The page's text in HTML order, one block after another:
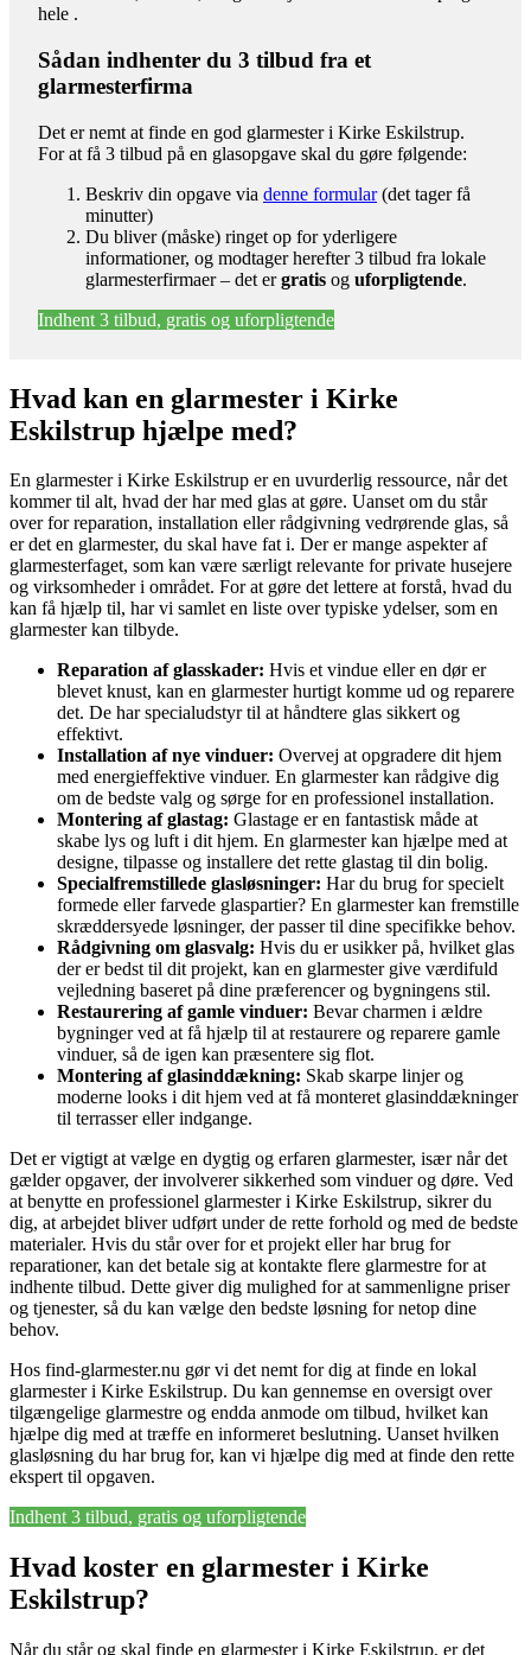
hele .
Sådan indhenter du 3 tilbud fra et
glarmesterfirma
Det er nemt at finde en god glarmester i Kirke Eskilstrup.
For at få 3 tilbud på en glasopgave skal du gøre følgende:
Beskriv din opgave via denne formular(det tager få
minutter)
Du bliver (måske) ringet op for yderligere
informationer, og modtager herefter 3 tilbud fra lokale
glarmesterfirmaer – det ergratis og uforpligtende.
Indhent 3 tilbud, gratis og uforpligtende
Hvad kan en glarmester i Kirke
Eskilstrup hjælpe med?
En glarmester i Kirke Eskilstrup er en uvurderlig ressource, når det
kommer til alt, hvad der har med glas at gøre. Uanset om du står
over for reparation, installation eller rådgivning vedrørende glas, så
er det en glarmester, du skal have fat i. Der er mange aspekter af
glarmesterfaget, som kan være særligt relevante for private husejere
og virksomheder i området. For at gøre det lettere at forstå, hvad du
kan få hjælp til, har vi samlet en liste over typiske ydelser, som en
glarmester kan tilbyde.
Reparation af glasskader: Hvis et vindue eller en dør er
blevet knust, kan en glarmester hurtigt komme ud og reparere
det. De har specialudstyr til at håndtere glas sikkert og
effektivt.
Installation af nye vinduer: Overvej at opgradere dit hjem
med energieffektive vinduer. En glarmester kan rådgive dig
om de bedste valg og sørge for en professionel installation.
Montering af glastag: Glastage er en fantastisk måde at
skabe lys og luft i dit hjem. En glarmester kan hjælpe med at
designe, tilpasse og installere det rette glastag til din bolig.
Specialfremstillede glasløsninger: Har du brug for specielt
formede eller farvede glaspartier? En glarmester kan fremstille
skræddersyede løsninger, der passer til dine specifikke behov.
Rådgivning om glasvalg: Hvis du er usikker på, hvilket glas
der er bedst til dit projekt, kan en glarmester give værdifuld
vejledning baseret på dine præferencer og bygningens stil.
Restaurering af gamle vinduer: Bevar charmen i ældre
bygninger ved at få hjælp til at restaurere og reparere gamle
vinduer, så de igen kan præsentere sig flot.
Montering af glasinddækning: Skab skarpe linjer og
moderne looks i dit hjem ved at få monteret glasinddækninger
til terrasser eller indgange.
Det er vigtigt at vælge en dygtig og erfaren glarmester, især når det
gælder opgaver, der involverer sikkerhed som vinduer og døre. Ved
at benytte en professionel glarmester i Kirke Eskilstrup, sikrer du
dig, at arbejdet bliver udført under de rette forhold og med de bedste
materialer. Hvis du står over for et projekt eller har brug for
reparationer, kan det betale sig at kontakte flere glarmestre for at
indhente tilbud. Dette giver dig mulighed for at sammenligne priser
og tjenester, så du kan vælge den bedste løsning for netop dine
behov.
Hos find-glarmester.nu gør vi det nemt for dig at finde en lokal
glarmester i Kirke Eskilstrup. Du kan gennemse en oversigt over
tilgængelige glarmestre og endda anmode om tilbud, hvilket kan
hjælpe dig med at træffe en informeret beslutning. Uanset hvilken
glasløsning du har brug for, kan vi hjælpe dig med at finde den rette
ekspert til opgaven.
Indhent 3 tilbud, gratis og uforpligtende
Hvad koster en glarmester i Kirke
Eskilstrup?
Når du står og skal finde en glarmester i Kirke Eskilstrup, er det